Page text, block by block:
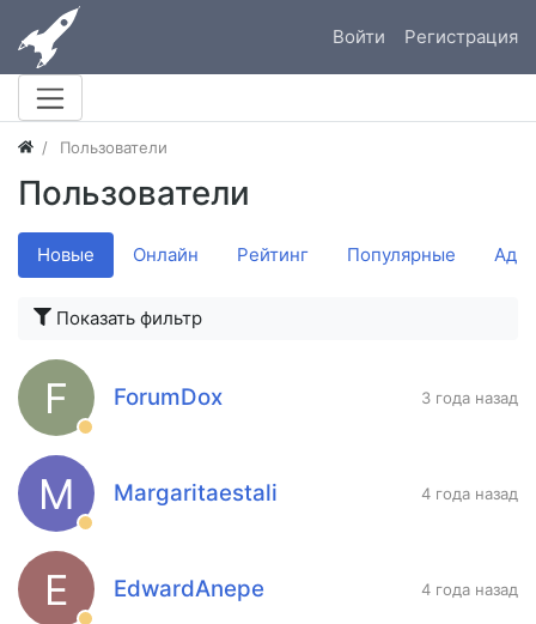
Войти Регистрация
Пользователи
Пользователи
Новые Онлайн Рейтинг Популярные
Показать фильтр
F ForumDox 3 года назад
M Margaritaestali 4 года назад
E EdwardAnepe 4 года назад